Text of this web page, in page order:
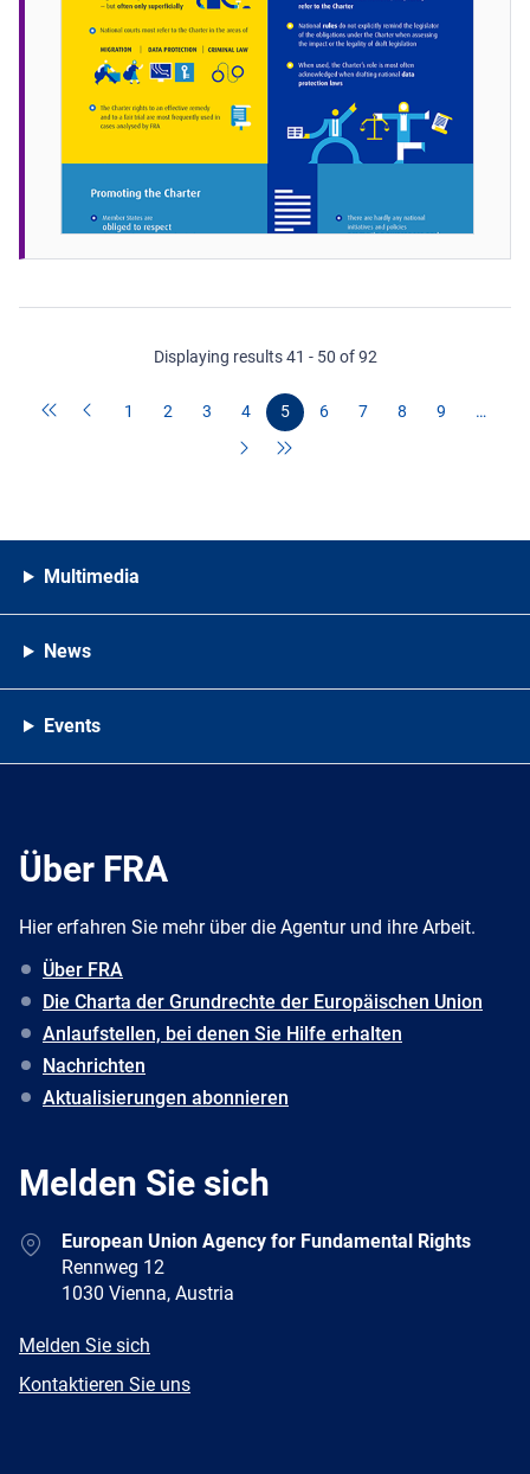
Displaying results 41 - 50 of 92
1 2 3 4 5 6 7 8 9 …
Multimedia
News
Events
Über FRA
Hier erfahren Sie mehr über die Agentur und ihre Arbeit.
Über FRA
Die Charta der Grundrechte der Europäischen Union
Anlaufstellen, bei denen Sie Hilfe erhalten
Nachrichten
Aktualisierungen abonnieren
Melden Sie sich
AddressEuropean Union Agency for Fundamental Rights
Rennweg 12
1030 Vienna, Austria
E-
Melden Sie sich
Newsletter
Kontaktieren Sie uns